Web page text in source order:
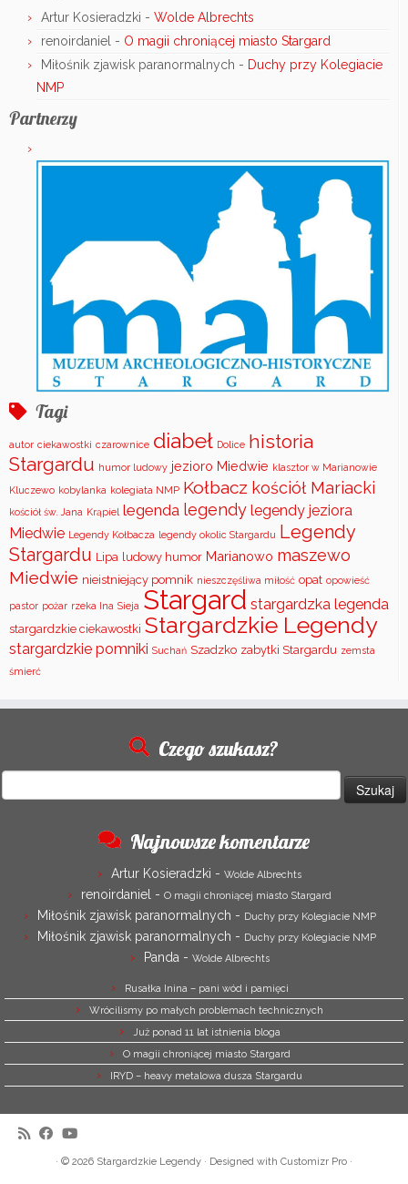
Artur Kosieradzki - Wolde Albrechts
renoirdaniel - O magii chroniącej miasto Stargard
Miłośnik zjawisk paranormalnych - Duchy przy Kolegiacie
NMP
Partnerzy
Tagi
autor ciekawostki czarownice diabeł Dolice historia
Stargardu humor ludowy jezioro Miedwie klasztor w Marianowie
Kluczewo kobylanka kolegiata NMP Kołbacz kościół Mariacki
kościół św. Jana Krąpiel legenda legendy legendy jeziora
Miedwie Legendy Kołbacza legendy okolic Stargardu Legendy
Stargardu Lipa ludowy humor Marianowo maszewo
Miedwie nieistniejący pomnik nieszczęśliwa miłość opat opowieść
pastor pożar rzeka Ina Sieja Stargard stargardzka legenda
stargardzkie ciekawostki Stargardzkie Legendy
stargardzkie pomniki Suchań Szadzko zabytki Stargardu zemsta
śmierć
Czego szukasz?
Najnowsze komentarze
Artur Kosieradzki - Wolde Albrechts
renoirdaniel - O magii chroniącej miasto Stargard
Miłośnik zjawisk paranormalnych - Duchy przy Kolegiacie NMP
Miłośnik zjawisk paranormalnych - Duchy przy Kolegiacie NMP
Panda - Wolde Albrechts
Rusałka Inina – pani wód i pamięci
Wrócilismy po małych problemach technicznych
Już ponad 11 lat istnienia bloga
O magii chroniącej miasto Stargard
IRYD – heavy metalowa dusza Stargardu
· © 2026 Stargardzkie Legendy · Designed with Customizr Pro ·